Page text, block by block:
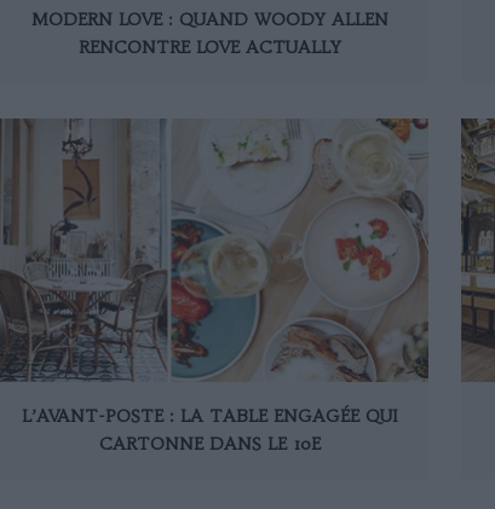
MODERN LOVE : QUAND WOODY ALLEN
RENCONTRE LOVE ACTUALLY
L’AVANT-POSTE : LA TABLE ENGAGÉE QUI
CARTONNE DANS LE 10E